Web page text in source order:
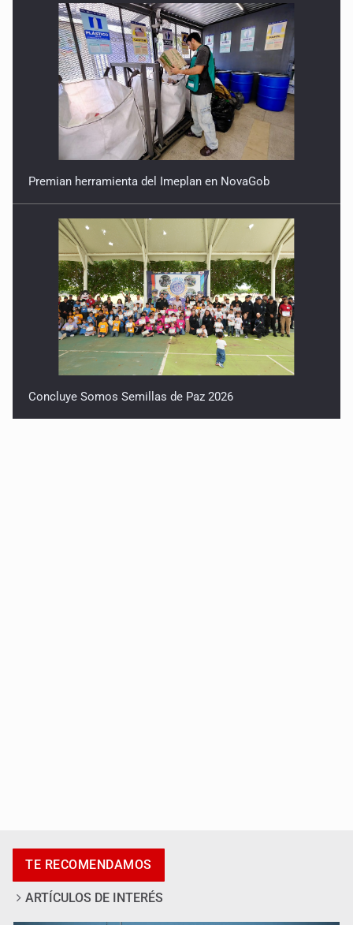
Premian herramienta del Imeplan en NovaGob
Concluye Somos Semillas de Paz 2026
Unidos en el Azteca
TE RECOMENDAMOS
ARTÍCULOS DE INTERÉS